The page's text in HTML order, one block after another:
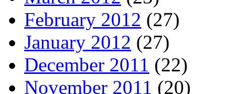
February 2012 (27)
January 2012 (27)
December 2011 (22)
November 2011 (20)